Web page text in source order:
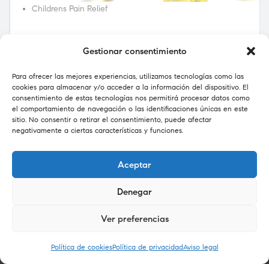
Gestionar consentimiento
Para ofrecer las mejores experiencias, utilizamos tecnologías como las
cookies para almacenar y/o acceder a la información del dispositivo. El
consentimiento de estas tecnologías nos permitirá procesar datos como
el comportamiento de navegación o las identificaciones únicas en este
sitio. No consentir o retirar el consentimiento, puede afectar
negativamente a ciertas características y funciones.
Aceptar
Denegar
Ver preferencias
Política de cookiesPolítica de privacidadAviso legal
Childrens Pain Relief